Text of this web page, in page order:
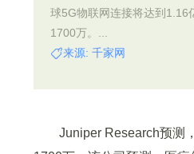
球5G物联网连接将达到1.16
1700万。...
来源: 千家网
Juniper Research预测，